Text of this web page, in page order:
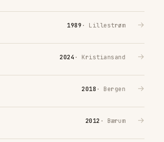
1989 · Lillestrøm →
2024 · Kristiansand →
2018 · Bergen →
2012 · Bærum →